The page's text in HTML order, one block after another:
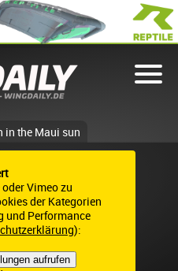
in the Maui sun
Vimeo zu
der Kategorien
und Performance
):
aufrufen